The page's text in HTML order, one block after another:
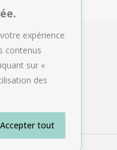
expérience
contenus
sur «
des
Accepter tout